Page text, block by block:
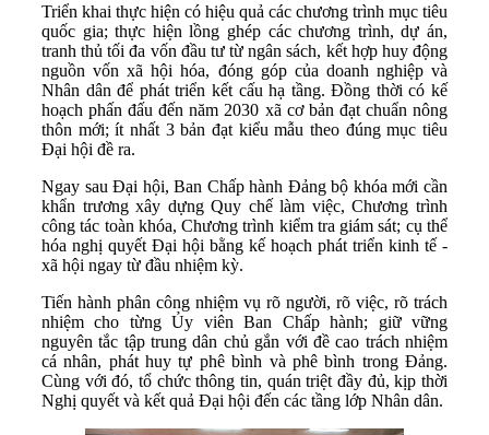
Triển khai thực hiện có hiệu quả các chương trình mục tiêu
quốc gia; thực hiện lồng ghép các chương trình, dự án,
tranh thủ tối đa vốn đầu tư từ ngân sách, kết hợp huy động
nguồn vốn xã hội hóa, đóng góp của doanh nghiệp và
Nhân dân để phát triển kết cấu hạ tầng. Đồng thời có kế
hoạch phấn đấu đến năm 2030 xã cơ bản đạt chuẩn nông
thôn mới; ít nhất 3 bản đạt kiểu mẫu theo đúng mục tiêu
Đại hội đề ra.
Ngay sau Đại hội, Ban Chấp hành Đảng bộ khóa mới cần
khẩn trương xây dựng Quy chế làm việc, Chương trình
công tác toàn khóa, Chương trình kiểm tra giám sát; cụ thể
hóa nghị quyết Đại hội bằng kế hoạch phát triển kinh tế -
xã hội ngay từ đầu nhiệm kỳ.
Tiến hành phân công nhiệm vụ rõ người, rõ việc, rõ trách
nhiệm cho từng Ủy viên Ban Chấp hành; giữ vững
nguyên tắc tập trung dân chủ gắn với đề cao trách nhiệm
cá nhân, phát huy tự phê bình và phê bình trong Đảng.
Cùng với đó, tổ chức thông tin, quán triệt đầy đủ, kịp thời
Nghị quyết và kết quả Đại hội đến các tầng lớp Nhân dân.